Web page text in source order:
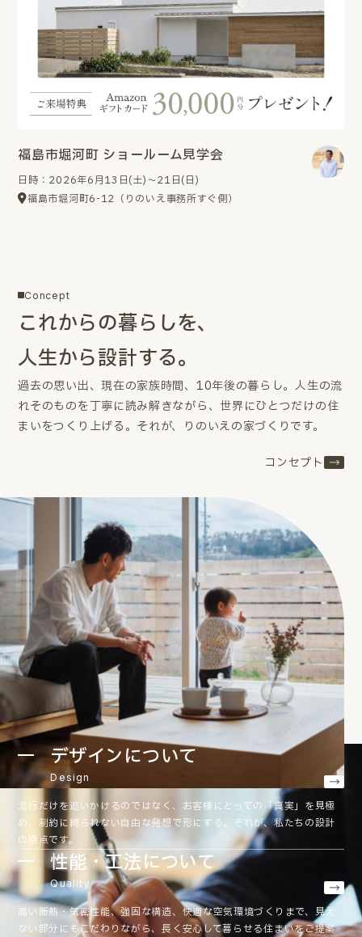
福島市堀河町 ショールーム見学会
日時：2026年6月13日(土)～21日(日)
福島市堀河町6-12（りのいえ事務所すぐ側）
Concept
これからの暮らしを、
人生から設計する。
過去の思い出、現在の家族時間、10年後の暮らし。人生の流
れそのものを丁寧に読み解きながら、世界にひとつだけの住
まいをつくり上げる。 それが、りのいえの家づくりです。
コンセプト
デザインについて
Design
流行だけを追いかけるのではなく、お客様にとっての「真実」を見極
め、制約に縛られない自由な発想で形にする。それが、私たちの設計
の原点です。
性能・工法について
Quality
高い断熱・気密性能、強固な構造、快適な空気環境づくりまで、見え
ない部分にもこだわりながら、長く安心して暮らせる住まいをご提案